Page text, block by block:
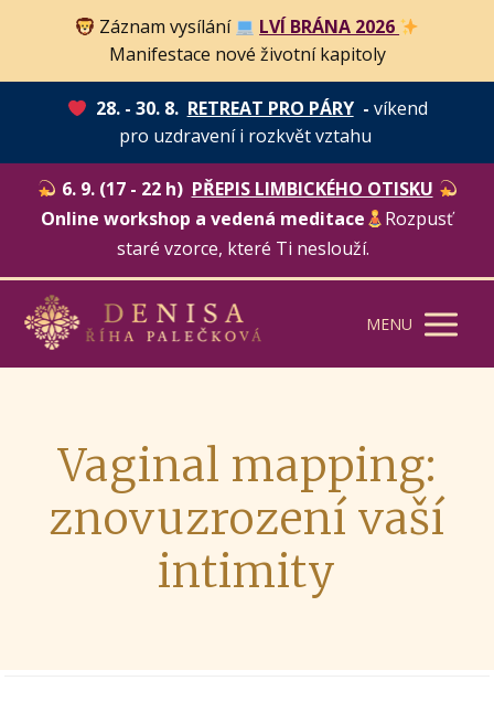
Záznam vysílání
LVÍ BRÁNA 2026
Manifestace nové životní kapitoly
28. - 30. 8. RETREAT PRO PÁRY- víkend
pro uzdravení i rozkvět vztahu
6. 9. (17 - 22 h) PŘEPIS LIMBICKÉHO OTISKU
Online workshop a vedená meditace
Rozpusť
staré vzorce, které Ti neslouží.
MENU
Vaginal mapping:
znovuzrození vaší
intimity